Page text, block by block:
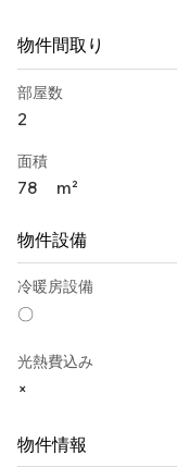
物件間取り
部屋数
2
面積
78 m²
物件設備
冷暖房設備
〇
光熱費込み
×
物件情報